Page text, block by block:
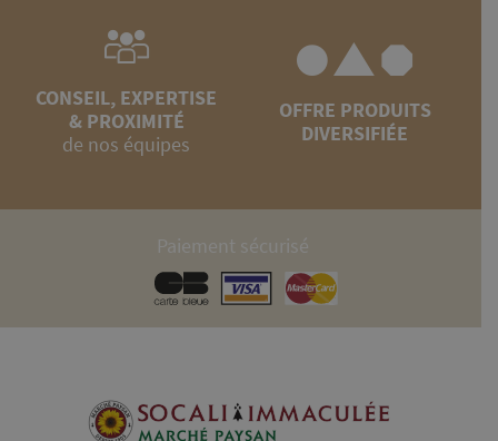
CONSEIL, EXPERTISE
& PROXIMITÉ
de nos équipes
OFFRE PRODUITS
DIVERSIFIÉE
Paiement sécurisé